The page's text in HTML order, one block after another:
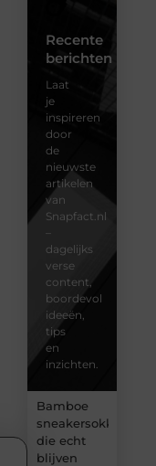
Recente
berichten
Laat
je
inspireren
door
de
nieuwste
artikelen
van
Snapfact.nl
–
dagelijks
verse
content,
boordevol
ideeën,
tips
en
inzichten.
Bamboe
sneakersokken
die echt
blijven